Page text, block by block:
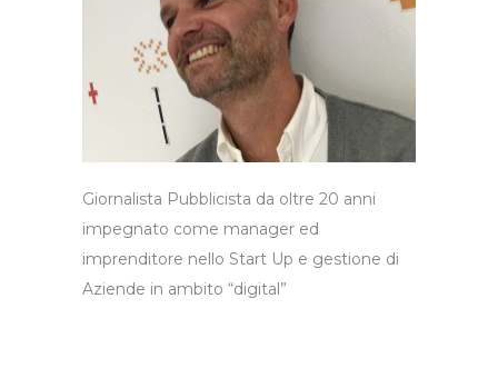
Giornalista Pubblicista da oltre 20 anni
impegnato come manager ed
imprenditore nello Start Up e gestione di
Aziende in ambito “digital”